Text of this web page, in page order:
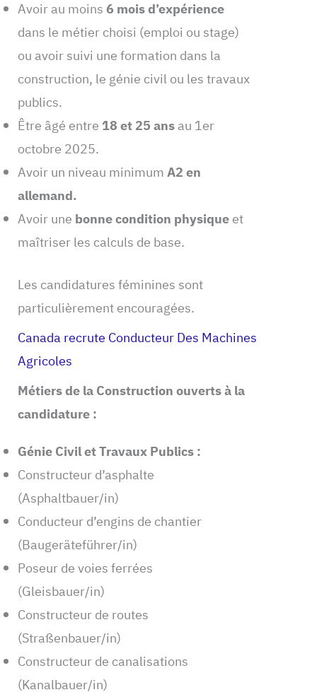
Avoir au moins6 mois d’expérience
dans le métier choisi (emploi ou stage)
ou avoir suivi une formation dans la
construction, le génie civil ou les travaux
publics.
Être âgé entre 18 et 25 ansau 1er
octobre 2025.
Avoir un niveau minimumA2 en
allemand.
Avoir une bonne condition physiqueet
maîtriser les calculs de base.
Les candidatures féminines sont
particulièrement encouragées.
Canada recrute Conducteur Des Machines
Agricoles
Métiers de la Construction ouverts à la
candidature :
Génie Civil et Travaux Publics :
Constructeur d’asphalte
(Asphaltbauer/in)
Conducteur d’engins de chantier
(Baugeräteführer/in)
Poseur de voies ferrées
(Gleisbauer/in)
Constructeur de routes
(Straßenbauer/in)
Constructeur de canalisations
(Kanalbauer/in)